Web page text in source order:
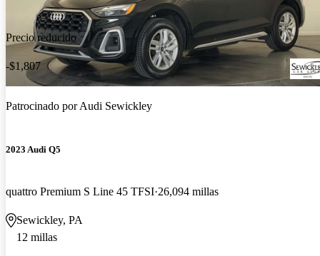
Precio reducido
-$1,807
Patrocinado porAudi Sewickley
2023 Audi Q5
quattro Premium S Line 45 TFSI 26,094 millas
Sewickley, PA
12 millas